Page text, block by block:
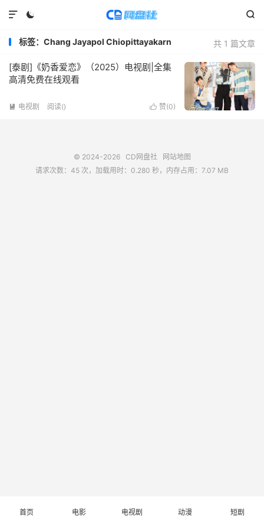
 

共 1 篇文章
标签：Chang Jayapol Chiopittayakarn
[泰剧]《奶香爱恋》（2025）电视剧|全集
高清免费在线观看
 赞(0)
 电视剧 阅读()
© 2024-2026 CD网盘社
网站地图
请求次数：45 次，加载用时：0.280 秒，内存占用：7.07 MB
首页 电影 电视剧 动漫 短剧